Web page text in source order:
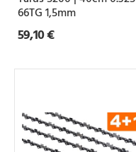
66TG 1,5mm
59,10 €